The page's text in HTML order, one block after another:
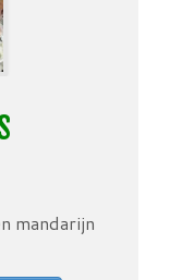
mandarijn